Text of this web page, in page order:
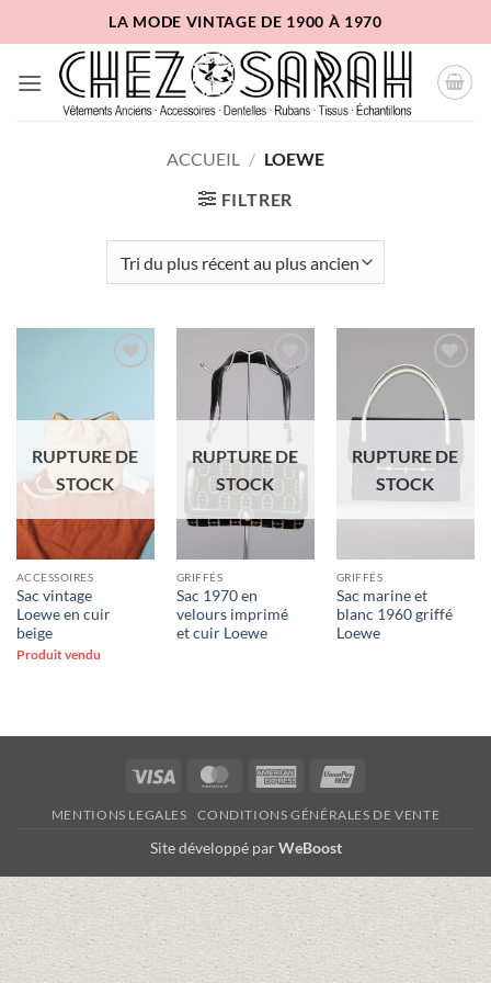
au
contenu
LA MODE VINTAGE DE 1900 À 1970
ACCUEIL / LOEWE
FILTRER
d'envies
RUPTURE DE
STOCK
ACCESSOIRES
Sac vintage
Loewe en cuir
beige
Produit vendu
Ajouter
à la liste
d'envies
RUPTURE DE
STOCK
GRIFFÉS
Sac 1970 en
velours imprimé
et cuir Loewe
Ajouter
à la liste
d'envies
RUPTURE DE
STOCK
GRIFFÉS
Sac marine et
blanc 1960 griffé
Loewe
Visa MasterCardAmerican
MENTIONS LEGALES CONDITIONS GÉNÉRALES DE VENTE
Site développé parWeBoost